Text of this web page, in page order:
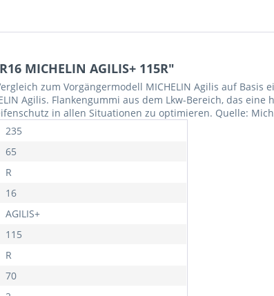
MICHELIN AGILIS+ 115R"
zum Vorgängermodell MICHELIN Agilis auf
Agilis. Flankengummi aus dem Lkw-Bereich, das
in allen Situationen zu optimieren. Quelle:
235
65
R
16
AGILIS+
115
R
70